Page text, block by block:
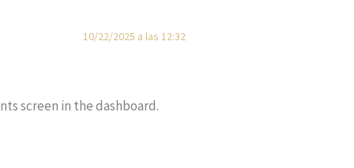
10/22/2025 a las 12:32
screen in the dashboard.